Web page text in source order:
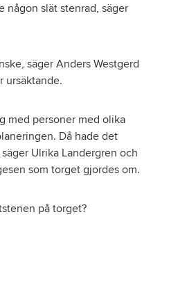
någon slät stenrad, säger
säger Anders Westgerd
ursäktande.
med personer med olika
Då hade det
Ulrika Landergren och
som torget gjordes om.
på torget?